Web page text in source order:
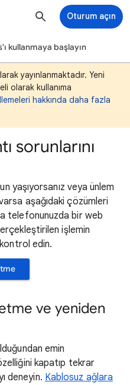
Oturum açın
kullanmaya başlayın
yayınlanmaktadır. Yeni
olarak kullanıma
hakkında daha fazla
sorunlarını
yaşıyorsanız veya ünlem
aşağıdaki çözümleri
telefonunuzda bir web
işlemin
edin.
etme ve yeniden
emin
kapatıp tekrar
deneyin. Kablosuz ağlara